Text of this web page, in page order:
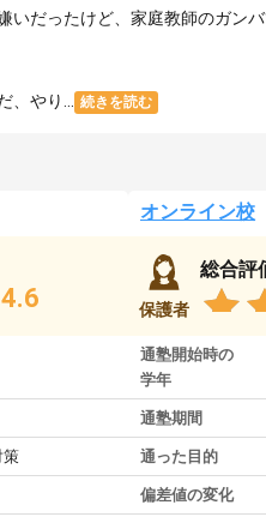
だったけど、家庭教師のガン
やり... 続きを読む
4.6
策
オンライン校
保護者
総合評
通塾開始時の
学年
通塾期間
通った目的
偏差値の変化